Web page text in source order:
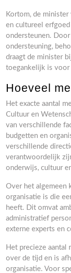
Kortom, de
en cultureel
ondersteunen.
ondersteuning,
draagt de minister
toegankelijk is voor
Hoeveel
Het exacte aantal
Cultuur en
van verschillende
budgetten en
verschillende
verantwoordelijk
onderwijs, cultuur
Over het algemeen
organisatie is die
heeft. Dit omvat
administratief
externe experts en
Het precieze
over de tijd en is
organisatie. Voor